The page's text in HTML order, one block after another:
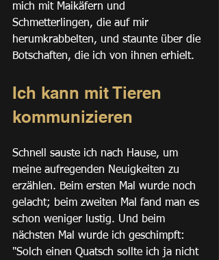
mich mit Maikäfern und
Schmetterlingen, die auf mir
herumkrabbelten, und staunte über die
Botschaften, die ich von ihnen erhielt.
Ich kann mit Tieren
kommunizieren
Schnell sauste ich nach Hause, um
meine aufregenden Neuigkeiten zu
erzählen. Beim ersten Mal wurde noch
gelacht; beim zweiten Mal fand man es
schon weniger lustig. Und beim
nächsten Mal wurde ich geschimpft:
"Solch einen Quatsch sollte ich ja nicht